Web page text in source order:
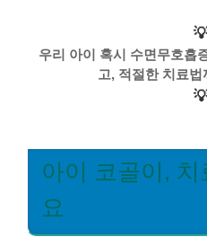
우리 아이 혹시 수면무호흡
고, 적절한 치료
아이 코골이, 치
요